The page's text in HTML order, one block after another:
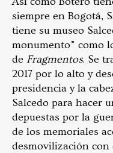
siempre en Bogotá,
tiene su museo
monumento” como
de Fragmentos. Se
2017 por lo alto y
presidencia y la
Salcedo para hacer
depuestas por la
de los memoriales
desmovilización con